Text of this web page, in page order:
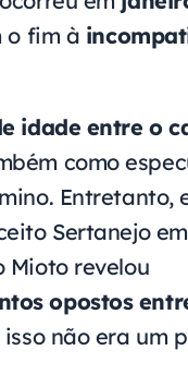
o fim à
idade entre o
como
Entretanto,
Sertanejo
Mioto revelou
opostos
não era um